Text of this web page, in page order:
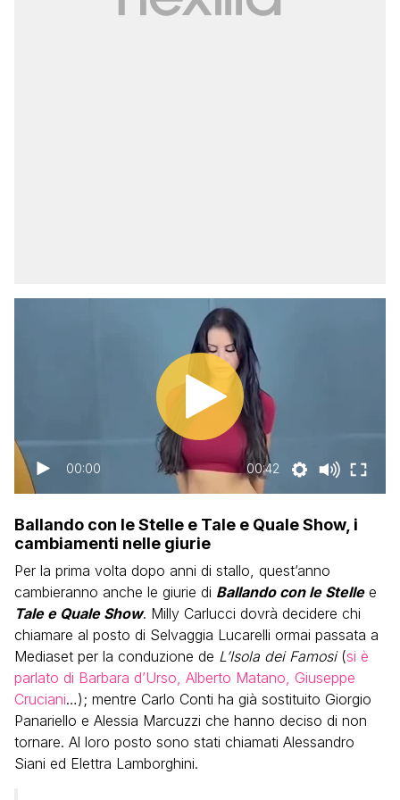
00:00 00:42
Ballando con le Stelle e Tale e Quale Show, i
cambiamenti nelle giurie
Per la prima volta dopo anni di stallo, quest’anno
cambieranno anche le giurie di Ballando con le Stellee
Tale e Quale Show. Milly Carlucci dovrà decidere chi
chiamare al posto di Selvaggia Lucarelli ormai passata a
Mediaset per la conduzione de L’Isola dei Famosi (si è
parlato di Barbara d’Urso, Alberto Matano, Giuseppe
Cruciani…); mentre Carlo Conti ha già sostituito Giorgio
Panariello e Alessia Marcuzzi che hanno deciso di non
tornare. Al loro posto sono stati chiamati Alessandro
Siani ed Elettra Lamborghini.